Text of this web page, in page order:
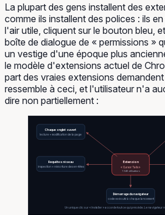
La plupart des gens installent des
comme ils installent des polices : ils
l'air utile, cliquent sur le bouton bleu,
boîte de dialogue de « permissions »
un vestige d'une époque plus
le modèle d'extensions actuel de
part des vraies extensions
ressemble à ceci, et l'utilisateur n'a
dire non partiellement :
Extension
« Cursor Tails »
1 348 utilisateurs
Chaque onglet ouvert
lecture + modification de la page
Requêtes réseau
inspection + réécriture des en-têtes
Démarrage du navigateur
code exécuté à chaque lancement
Un unique clic sur « Installer » accorde tout ce qui précède. Le navigateur